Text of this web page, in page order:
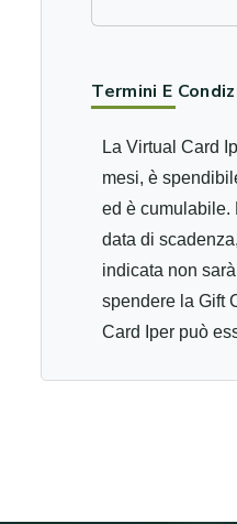
Termini E
La Virtual Card
mesi, è
ed è cumulabile.
data di
indicata non
spendere la Gift
Card Iper può